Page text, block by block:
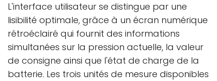
L'interface utilisateur se distingue par une
lisibilité optimale, grâce à un écran numérique
rétroéclairé qui fournit des informations
simultanées sur la pression actuelle, la valeur
de consigne ainsi que l'état de charge de la
batterie. Les trois unités de mesure disponibles